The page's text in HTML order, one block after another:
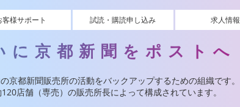
客様サポート 試読・購読申し込み 求人情報
に京都新聞をポストへ
京都新聞販売所の活動をバックアップするための組織です。
店舗（専売）の販売所長によって構成されています。